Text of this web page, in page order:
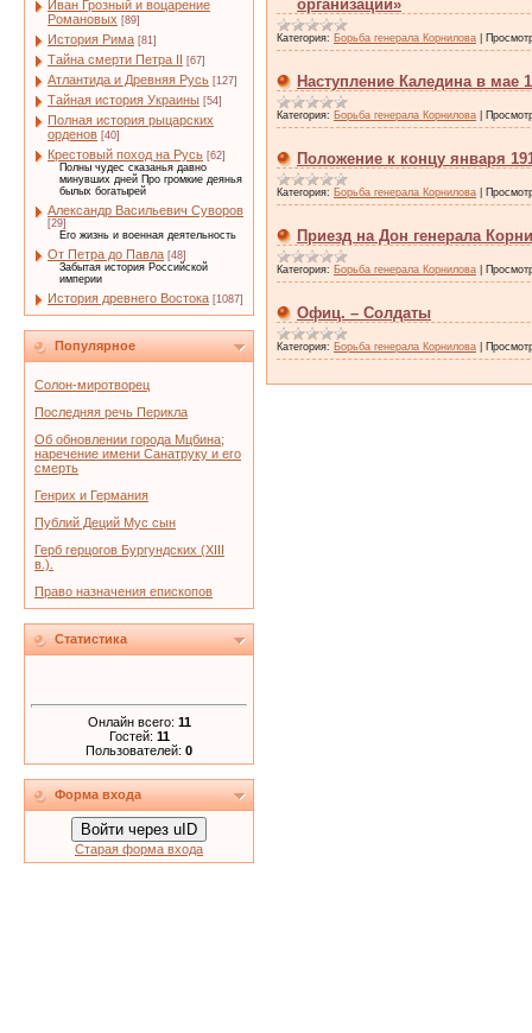
Иван Грозный и воцарение
Романовых [89]
История Рима [81]
Тайна смерти Петра II [67]
Атлантида и Древняя Русь [127]
Тайная история Украины [54]
Полная история рыцарских
орденов [40]
Крестовый поход на Русь [62]
Полны чудес сказанья давно
минувших дней Про громкие деянья
былых богатырей
Александр Васильевич Суворов
[29]
Его жизнь и военная деятельность
От Петра до Павла [48]
Забытая история Российской
империи
История древнего Востока [1087]
Популярное
Солон-миротворец
Последняя речь Перикла
Об обновлении города Мцбина;
наречение имени Санатруку и его
смерть
Генрих и Германия
Публий Деций Мус сын
Герб герцогов Бургундских (XIII
в.).
Право назначения епископов
Статистика
Онлайн всего: 11
Гостей: 11
Пользователей: 0
Форма входа
Войти через uID
Старая форма входа
организации»
Категория: Борьба генерала Корнилова
Наступление Каледина в мае
Категория: Борьба генерала Корнилова
Положение к концу января
Категория: Борьба генерала Корнилова
Приезд на Дон генерала
Категория: Борьба генерала Корнилова
Офиц. – Солдаты
Категория: Борьба генерала Корнилова